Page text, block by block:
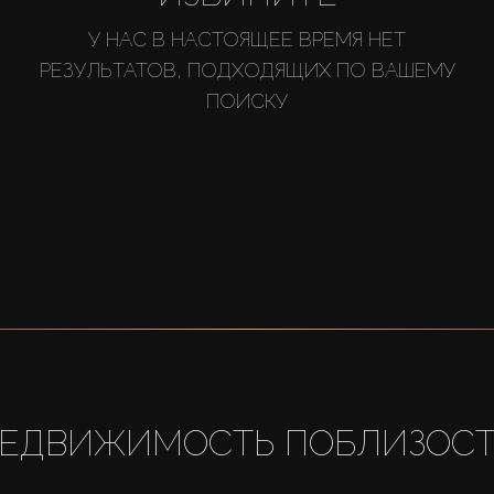
У НАС В НАСТОЯЩЕЕ ВРЕМЯ НЕТ
РЕЗУЛЬТАТОВ, ПОДХОДЯЩИХ ПО ВАШЕМУ
ПОИСКУ